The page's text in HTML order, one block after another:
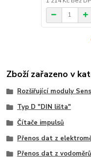
Zboží zařazeno v
Rozšiřující moduly
Typ D "DIN lišta"
Čítače impulsů
Přenos dat z
Přenos dat z vodoměrů